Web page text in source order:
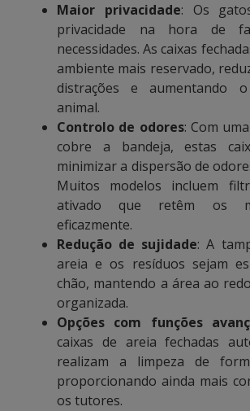
Maior privacidade: Os
privacidade na hora de
necessidades. As caixas
ambiente mais reservado,
distrações e aumentando
animal.
Controlo de odores: Com
cobre a bandeja, estas
minimizar a dispersão de
Muitos modelos incluem
ativado que retêm os
eficazmente.
Redução de sujidade: A
areia e os resíduos sejam
chão, mantendo a área ao
organizada.
Opções com funções
caixas de areia fechadas
realizam a limpeza de
proporcionando ainda mais
os tutores.